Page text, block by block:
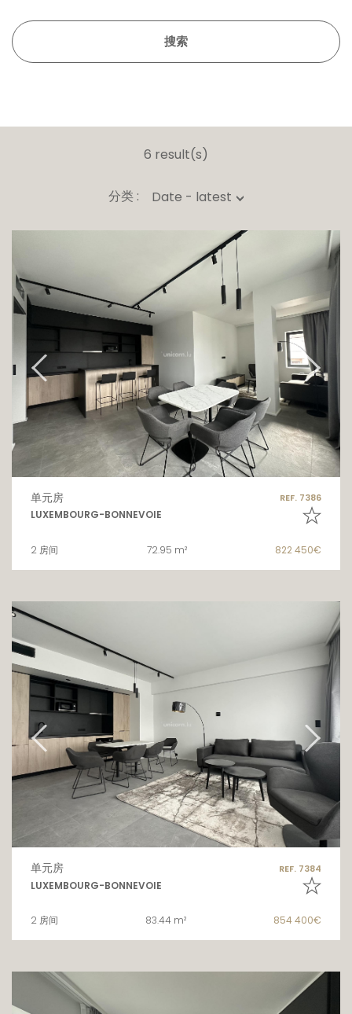
搜索
6 result(s)
分类 : Date - latest
单元房 REF. 7386
LUXEMBOURG-BONNEVOIE
2 房间 72.95 m² 822 450€
单元房 REF. 7384
LUXEMBOURG-BONNEVOIE
2 房间 83.44 m² 854 400€